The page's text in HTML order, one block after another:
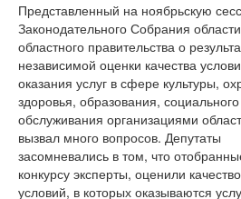
Представленный на ноябрьскую
Законодательного Собрания
областного правительства о
независимой оценки качества
оказания услуг в сфере культуры,
здоровья, образования, социального
обслуживания организациями
вызвал много вопросов. Депутаты
засомневались в том, что
конкурсу эксперты, оценили качество
условий, в которых оказываются